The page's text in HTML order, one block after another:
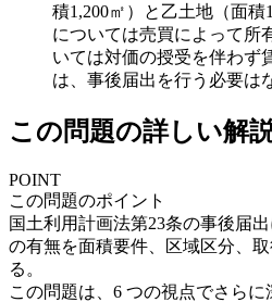
積1,200㎡）と乙土地（面
については売買によって所
いては対価の授受を伴わず
は、事後届出を行う必要は
この問題の詳しい解
POINT
この問題のポイント
国土利用計画法第23条の事後届
の有無を面積要件、区域区分、
る。
この問題は、 6 つの視点でさらに